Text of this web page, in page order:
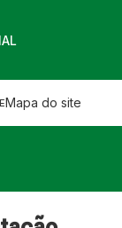
Mapa do site